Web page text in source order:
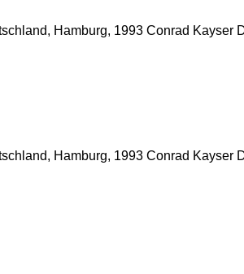
Hamburg, 1993 Conrad Kayser
Hamburg, 1993 Conrad Kayser